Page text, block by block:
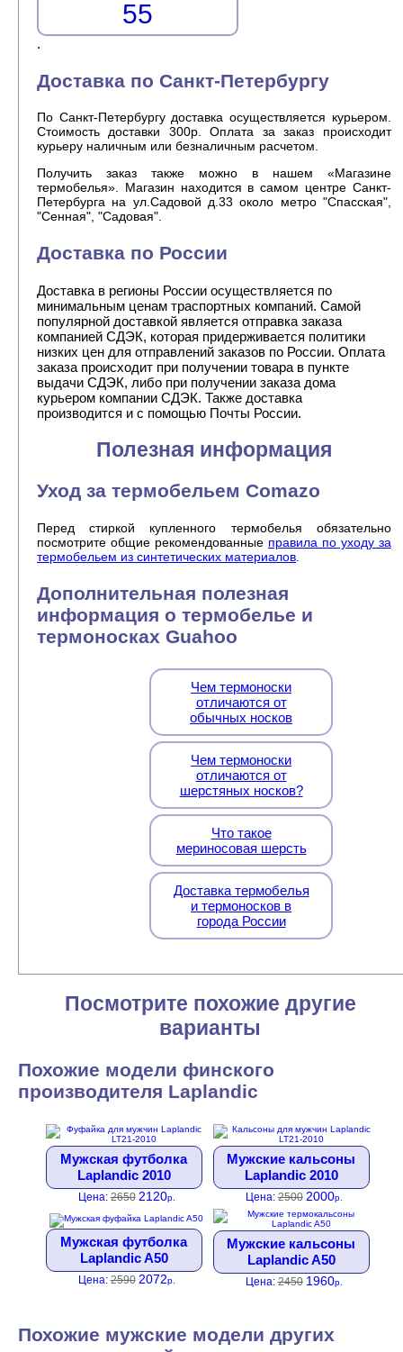
55
.
Доставка по Санкт-Петербургу
По Санкт-Петербургу доставка осуществляется курьером.
Стоимость доставки 300р. Оплата за заказ происходит
курьеру наличным или безналичным расчетом.
Получить заказ также можно в нашем «Магазине
термобелья». Магазин находится в самом центре Санкт-
Петербурга на ул.Садовой д.33 около метро "Спасская",
"Сенная", "Садовая".
Доставка по России
Доставка в регионы России осуществляется по
минимальным ценам траспортных компаний. Самой
популярной доставкой является отправка заказа
компанией СДЭК, которая придерживается политики
низких цен для отправлений заказов по России. Оплата
заказа происходит при получении товара в пункте
выдачи СДЭК, либо при получении заказа дома
курьером компании СДЭК. Также доставка
производится и с помощью Почты России.
Полезная информация
Уход за термобельем Comazo
Перед стиркой купленного термобелья обязательно
посмотрите общие рекомендованные правила по уходу за
термобельем из синтетических материалов
Дополнительная полезная
информация о термобелье и
термоносках Guahoo
Чем термоноски
отличаются от
обычных носков
Чем термоноски
отличаются от
шерстяных носков?
Что такое
мериносовая шерсть
Доставка термобелья
и термоносков в
города России
Посмотрите похожие другие
варианты
Похожие модели финского
производителя Laplandic
Мужская футболка
Laplandic 2010
Цена:2650 2120р.
Мужские кальсоны
Laplandic 2010
Цена:2500 2000р.
Мужская футболка
Laplandic A50
Цена:2590 2072р.
Мужские кальсоны
Laplandic A50
Цена:2450 1960р.
Похожие мужские модели других